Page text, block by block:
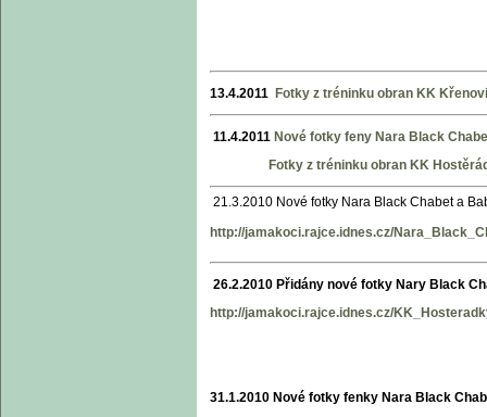
13.4.2011 Fotky z tréninku obran KK
11.4.2011 Nové fotky feny Nara Black
Fotky z tréninku obran KK
21.3.2010 Nové fotky Nara Black Chabet a
http://jamakoci.rajce.idnes.cz/
26.2.2010 Přidány nové fotky Nary Black
http://jamakoci.rajce.idnes.cz/
31.1.2010 Nové fotky fenky Nara Black